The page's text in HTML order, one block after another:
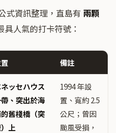
式資訊整理，直島有 兩顆
人氣的打卡符號：
備註
ッセハウス
、突出於海
舊棧橋（突
上
1994 年設
置、寬約 2.5
公尺；曾因
颱風受損，